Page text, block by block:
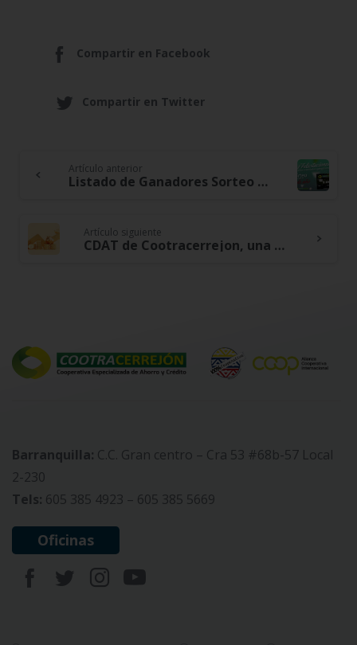
Compartir en Facebook
Compartir en Twitter
Continue
Artículo anterior
Listado de Ganadores Sorteo Obsequio Fin de Año
Artículo siguiente
CDAT de Cootracerrejon, una herramienta segura para proteger tu futuro en momentos difíciles
Barranquilla: C.C. Gran centro – Cra 53 #68b-57 Local
2-230
Tels: 605 385 4923 – 605 385 5669
Oficinas